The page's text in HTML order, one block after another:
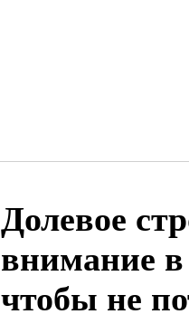
Долевое
внимание в
чтобы не